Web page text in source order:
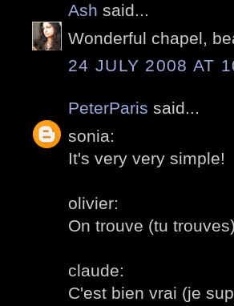
Ash said...
Wonderful chapel,
24 JULY 2008 AT
PeterParis said...
sonia:
It's very very simple!
olivier:
On trouve (tu
claude:
C'est bien vrai (je